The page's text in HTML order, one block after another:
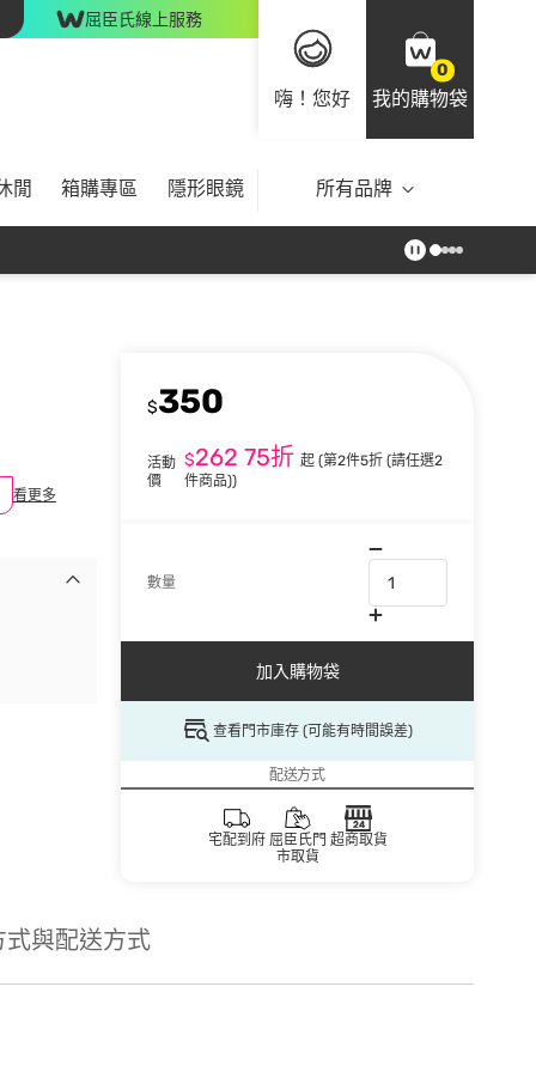
屈臣氏線上服務
嗨！您好
0
我的購物袋
閒 箱購專區 隱形眼鏡 所有品牌
看更多
$350
活動
價
$262 75折 起 (第2件5折 (請任選2
件商品))
數量
加入購物袋
查看門市庫存 (可能有時間誤差)
配送方式
宅配到府 屈臣氏門
市取貨
超商取貨
式與配送方式